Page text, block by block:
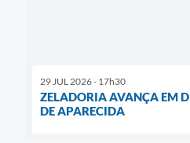
29 JUL 2026 - 17h30
ZELADORIA AVANÇA EM
DE APARECIDA